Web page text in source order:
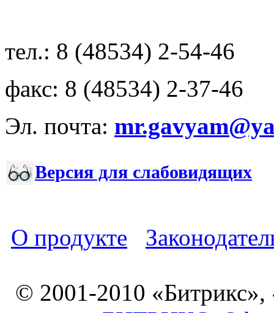
тел.: 8 (48534) 2-54-46
факс: 8 (48534) 2-37-46
Эл. почта:
Версия для слабовидящих
О продукте
© 2001-2010 «Битрикс»,